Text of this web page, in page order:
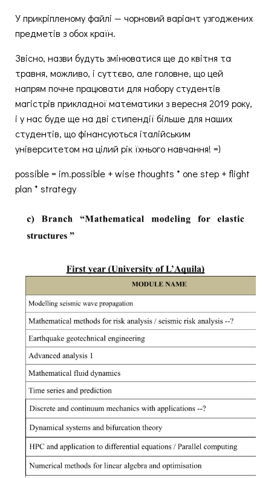
У прикріпленому файлі — чорновий варіант узгоджених
предметів з обох країн.
Звісно, назви будуть змінюватися ще до квітня та
травня, можливо, і суттєво, але головне, що цей
напрям почне працювати для набору студентів
магістрів прикладної математики з вересня 2019 року,
і у нас буде ще на дві стипендії більше для наших
студентів, що фінансуються італійським
університетом на цілий рік їхнього навчання! =)
possible = im.possible + wise thoughts * one step + flight
plan * strategy